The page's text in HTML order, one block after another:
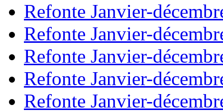
Refonte Janvier-
Refonte Janvier-
Refonte Janvier-
Refonte Janvier-
Refonte Janvier-